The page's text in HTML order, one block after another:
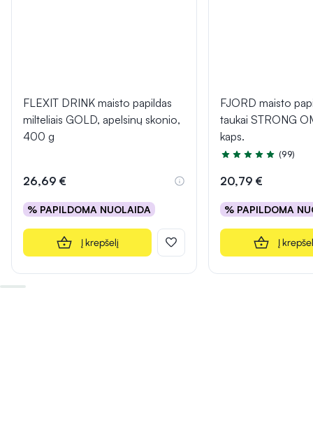
FLEXIT DRINK maisto papildas
milteliais GOLD, apelsinų skonio,
400 g
26,69 €
% PAPILDOMA NUOLAIDA
Į krepšelį
FJORD maisto
taukai STRONG
kaps.
Įvertinimas 4.9 iš 5
(99)
20,79 €
% PAPILDOMA
Į